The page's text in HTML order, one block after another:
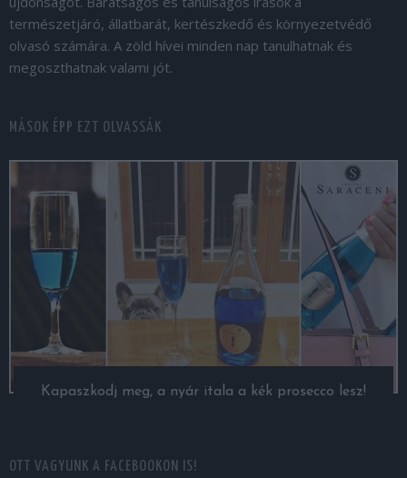
természetjáró, állatbarát, kertészkedő és környezetvédő
olvasó számára. A zöld hívei minden nap tanulhatnak és
megoszthatnak valami jót.
MÁSOK ÉPP EZT OLVASSÁK
Kapaszkodj meg, a nyár itala a kék prosecco lesz!
OTT VAGYUNK A FACEBOOKON IS!